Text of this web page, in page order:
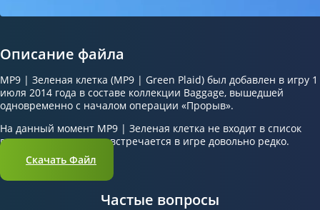
Описание файла
MP9 | Зеленая клетка (MP9 | Green Plaid) был добавлен в игру 1
июля 2014 года в составе коллекции Baggage, вышедшей
одновременно с началом операции «Прорыв».
На данный момент MP9 | Зеленая клетка не входит в список
популярных скинов и встречается в игре довольно редко.
Скачать Файл
Частые вопросы